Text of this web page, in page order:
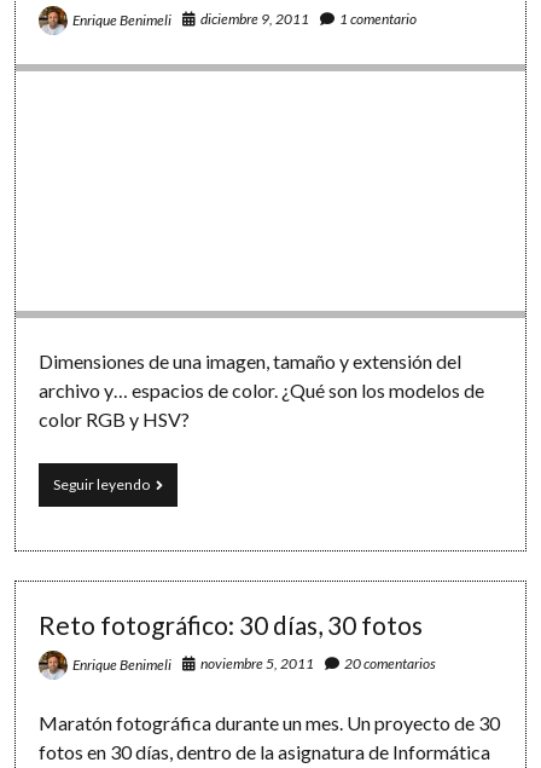
Enrique Benimeli diciembre 9, 2011 1 comentario
Dimensiones de una imagen, tamaño y extensión del
archivo y… espacios de color. ¿Qué son los modelos de
color RGB y HSV?
Seguir leyendoLos
colores
Informática:
y
HSV
Reto fotográfico: 30 días, 30 fotos
Enrique Benimeli noviembre 5, 2011 20 comentarios
Maratón fotográfica durante un mes. Un proyecto de 30
fotos en 30 días, dentro de la asignatura de Informática